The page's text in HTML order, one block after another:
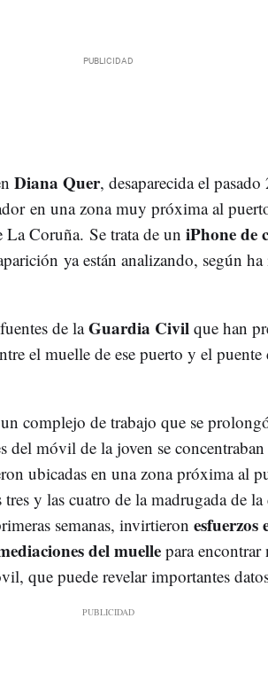
Diana Quer, desaparecida el
en una zona muy próxima al
Coruña. Se trata de un iPhone de
ya están analizando, según
de laGuardia Civil que han
el muelle de ese puerto y el puente
complejo de trabajo que se
del móvil de la joven se
ubicadas en una zona próxima al
y las cuatro de la madrugada de
semanas, invirtieron esfuerzos
del muellepara encontrar
que puede revelar importantes